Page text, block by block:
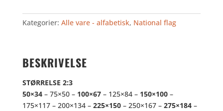
Kategorier: Alle vare - alfabetisk, National flag
BESKRIVELSE
STØRRELSE 2:3
50×34– 75×50 – 100×67– 125×84 – 150×100–
175×117 – 200×134 – 225×150– 250×167 – 275×184–